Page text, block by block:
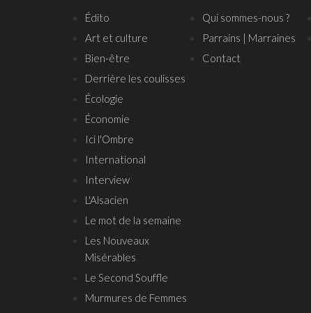
Édito
Art et culture
Bien-être
Derrière les coulisses
Écologie
Économie
Ici l'Ombre
International
Interview
L'Alsacien
Le mot de la semaine
Les Nouveaux
Misérables
Le Second Souffle
Murmures de Femmes
Qui sommes-nous ?
Parrains | Marraines
Contact